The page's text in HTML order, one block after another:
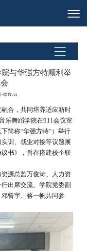
与华强方特顺利举
次数: 61
合，共同培养适应新时
乐舞蹈学院在911会议室
简称“华强方特”）举行
训、就业对接等议题展
书》，旨在搭建校企联
源总监万俊涛、人力资
出席交流。学院党委副
曾宇、蒋一帆共同参